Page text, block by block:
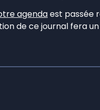
agendaest passée
de ce journal fera